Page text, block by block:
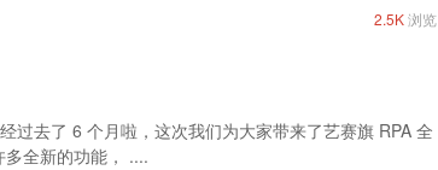
2.5K浏览
去了 6 个月啦，这次我们为大家带来了艺赛旗 RPA 全
全新的功能， ....